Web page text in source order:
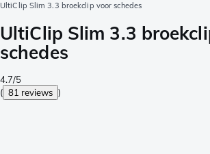
UltiClip Slim 3.3 broekclip voor schedes
UltiClip Slim 3.3
schedes
4.7/5
( 81 reviews )